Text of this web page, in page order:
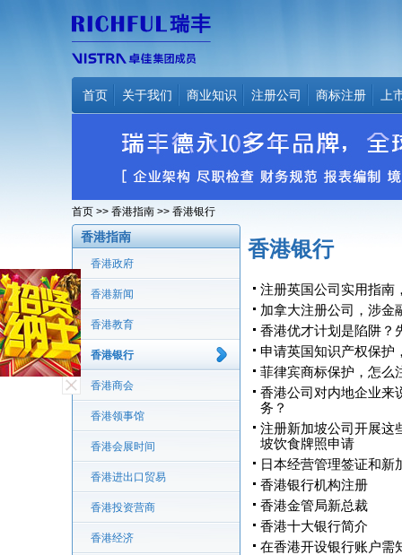
首页 关于我们 商业知识 注册公司 商标注册 上
首页 >> 香港指南 >> 香港银行
香港指南
香港政府
香港新闻
香港教育
香港银行
香港商会
香港领事馆
香港会展时间
香港进出口贸易
香港投资营商
香港经济
香港银行
注册英国公司实用指南
加拿大注册公司，涉金
香港优才计划是陷阱？
申请英国知识产权保护
菲律宾商标保护，怎么
香港公司对内地企业来
务？
注册新加坡公司开展这
坡饮食牌照申请
日本经营管理签证和新
香港银行机构注册
香港金管局新总裁
香港十大银行简介
在香港开设银行账户需